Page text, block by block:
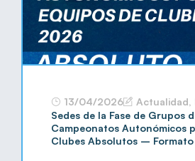
13/04/2026 Actualidad,
Sedes de la Fase de Grupos
Campeonatos Autonómicos
Clubes Absolutos –